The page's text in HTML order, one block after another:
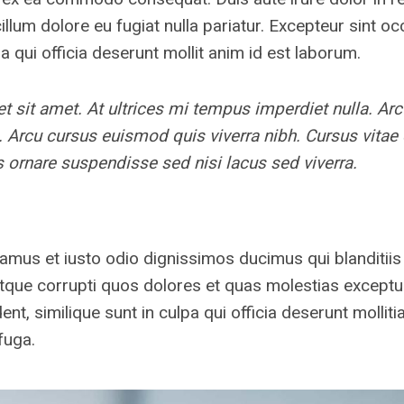
dolore eu fugiat nulla pariatur. Excepteur sint
qui officia deserunt mollit anim id est laborum.
sit amet. At ultrices mi tempus imperdiet nulla.
cursus euismod quis viverra nibh. Cursus vitae
ornare suspendisse sed nisi lacus sed viverra.
et iusto odio dignissimos ducimus qui
corrupti quos dolores et quas molestias
similique sunt in culpa qui officia deserunt